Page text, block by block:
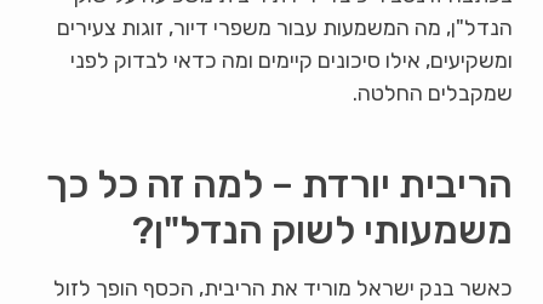
הנדל"ן, מה המשמעות עבור משפרי דיור, זוגות צעירים
ומשקיעים, אילו סיכונים קיימים ומה כדאי לבדוק לפני
שמקבלים החלטה.
הריבית יורדת – למה זה כל כך
משמעותי לשוק הנדל"ן?
כאשר בנק ישראל מוריד את הריבית, הכסף הופך לזול